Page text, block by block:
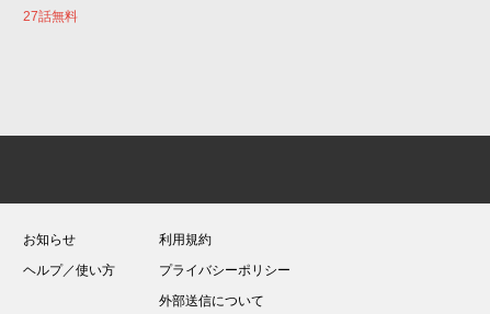
27話無料
お知らせ
ヘルプ／使い方
利用規約
プライバシーポリシー
外部送信について